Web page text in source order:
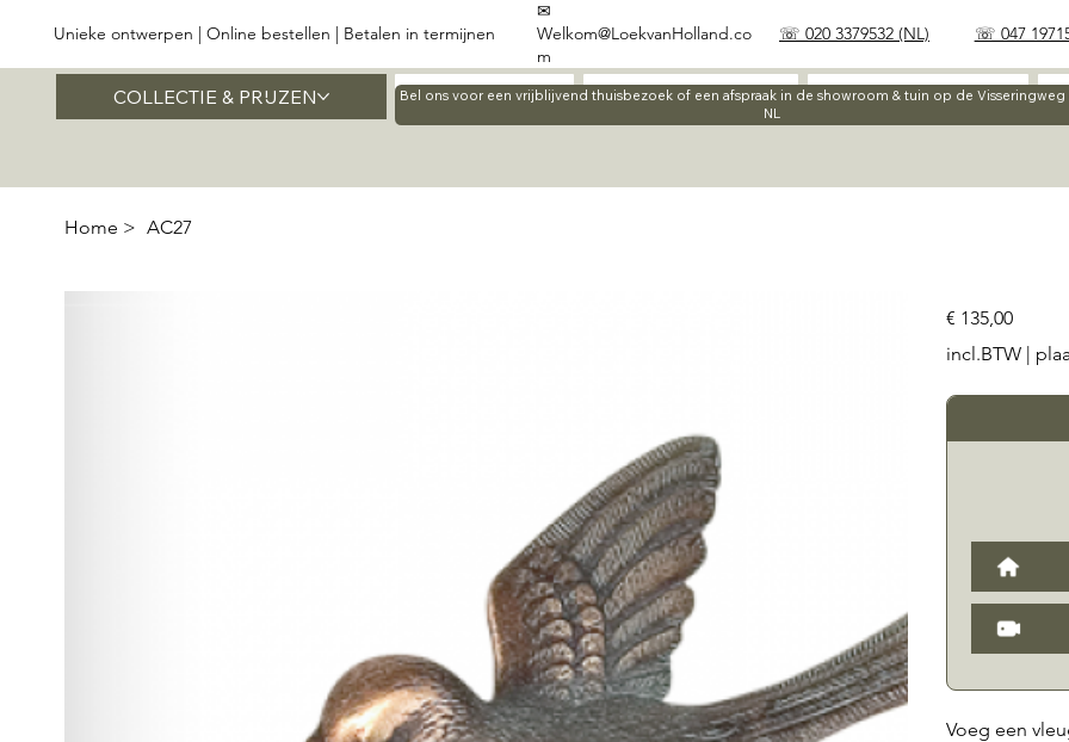
COLLECTIE & PRIJZEN Home Werkwijze Materialen
Bel ons voor een vrijblijvend thuisbezoek of een afspraak in de showroom & tuin op de
NL
Unieke ontwerpen | Online bestellen | Betalen in termijnen ☏ 020 3379532 (NL) ☏ 047
✉
Welkom@LoekvanHolland.co
m
Home > AC27
Prijs
€ 135,00
incl.BTW |
Voeg een